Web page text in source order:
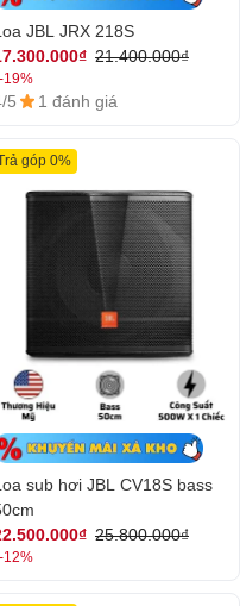
JBL JRX 218S
21.400.000₫
-19%
5 1 đánh giá
sub hơi JBL CV18S bass
góp 0%
25.800.000₫
-12%